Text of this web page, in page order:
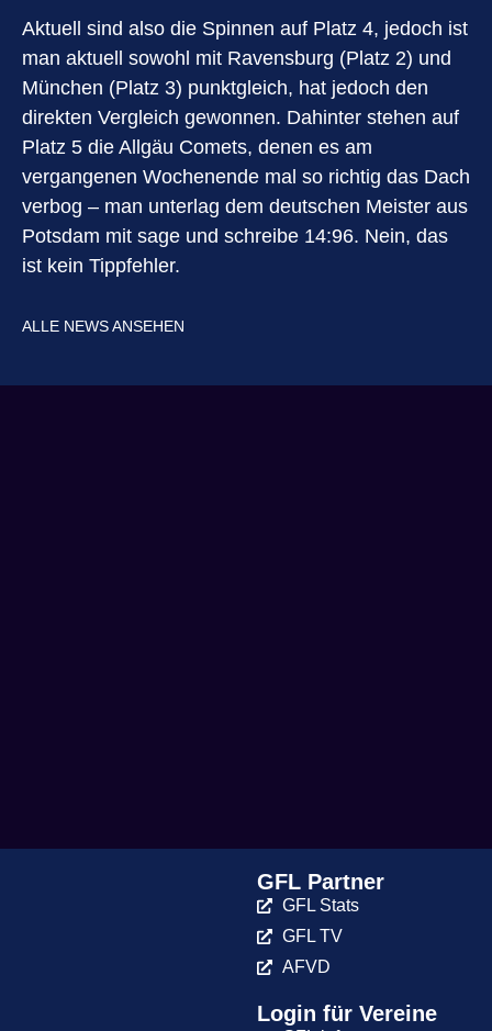
Aktuell sind also die Spinnen auf Platz 4, jedoch ist
man aktuell sowohl mit Ravensburg (Platz 2) und
München (Platz 3) punktgleich, hat jedoch den
direkten Vergleich gewonnen. Dahinter stehen auf
Platz 5 die Allgäu Comets, denen es am
vergangenen Wochenende mal so richtig das Dach
verbog – man unterlag dem deutschen Meister aus
Potsdam mit sage und schreibe 14:96. Nein, das
ist kein Tippfehler.
ALLE NEWS ANSEHEN
GFL Partner
GFL Stats
GFL TV
AFVD
Login für Vereine